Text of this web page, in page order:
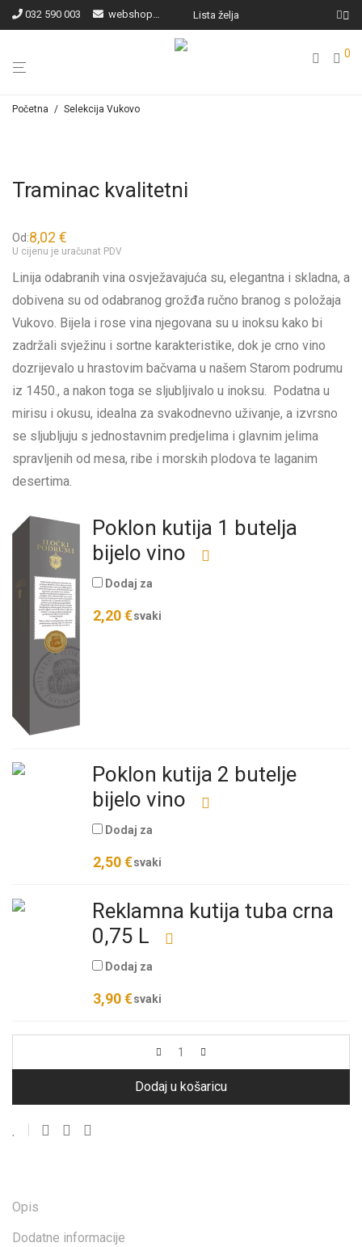
032 590 003 webshop@ilocki-podrumi.hr Lista želja
0
Početna / Selekcija Vukovo
Traminac kvalitetni
Od:8,02 €
U cijenu je uračunat PDV
Linija odabranih vina osvježavajuća su, elegantna i skladna, a
dobivena su od odabranog grožđa ručno branog s položaja
Vukovo. Bijela i rose vina njegovana su u inoksu kako bi
zadržali svježinu i sortne karakteristike, dok je crno vino
dozrijevalo u hrastovim bačvama u našem Starom podrumu
iz 1450., a nakon toga se sljubljivalo u inoksu. Podatna u
mirisu i okusu, idealna za svakodnevno uživanje, a izvrsno
se sljubljuju s jednostavnim predjelima i glavnim jelima
spravljenih od mesa, ribe i morskih plodova te laganim
desertima.
Poklon kutija 1 butelja
bijelo vino
Dodaj za
2,20€svaki
Poklon kutija 2 butelje
bijelo vino
Dodaj za
2,50€svaki
Reklamna kutija tuba crna
0,75 L
Dodaj za
3,90€svaki
Dodaj u košaricu
Opis
Dodatne informacije